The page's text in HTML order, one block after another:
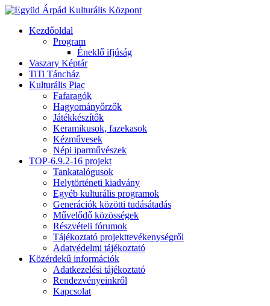
Kezdőoldal
Program
Éneklő ifjúság
Vaszary Képtár
TiTi Táncház
Kulturális Piac
Fafaragók
Hagyományőrzők
Játékkészítők
Keramikusok, fazekasok
Kézművesek
Népi iparművészek
TOP-6.9.2-16 projekt
Tankatalógusok
Helytörténeti kiadvány
Egyéb kulturális programok
Generációk közötti tudásátadás
Művelődő közösségek
Részvételi fórumok
Tájékoztató projekttevékenységről
Adatvédelmi tájékoztató
Közérdekű információk
Adatkezelési tájékoztató
Rendezvényeinkről
Kapcsolat